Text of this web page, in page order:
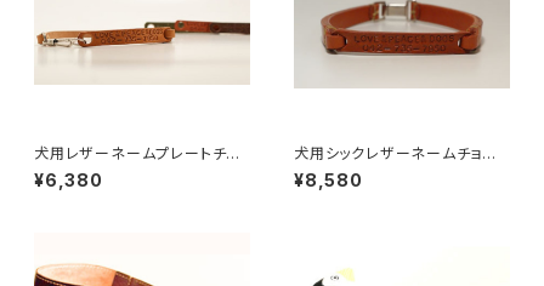
犬用レザーネームプレートチョ
ーカー（迷子札）｜長さ39cmま
で 【受注製作】LOVE&PEACE
¥6,380
犬用シックレザーネームチョー
カー（迷子札）｜39cmまで
【受注製作】LOVE&PEACE&D
¥8,580